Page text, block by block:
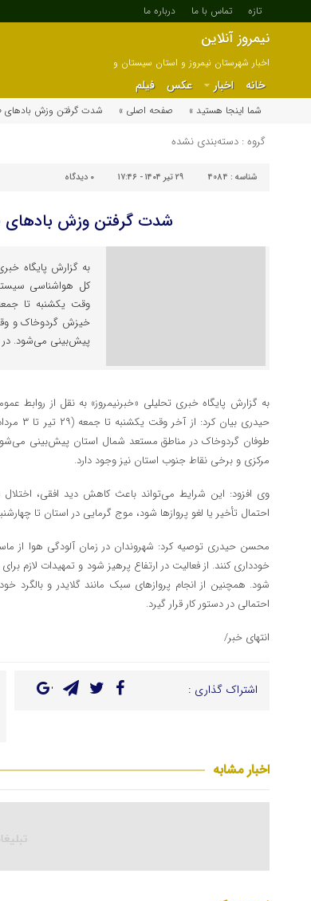
تازه تماس با ما درباره ما
نیمروز آنلاین
اخبار شهرستان نیمروز و استان سیستان و
بلوچستان
خانه اخبار عکس فیلم
شما اینجا هستید »
صفحه اصلی » شدت گرفتن وزش بادهای ۱۲۰ روزه در سیستان
گروه : دسته‌بندی نشده
شناسه : 4084 ۲۹ تیر ۱۴۰۴ - ۱۷:۴۶ ۰ دیدگاه
شدت گرفتن وزش بادهای ۱۲۰ روزه در سیستان
به گزارش پایگاه
کل هواشناسی
خیزش گردوخاک و
پیش‌بینی می‌شود. در
به گزارش پایگاه خبری تحلیلی «خبرنیمروز» به نقل از
حیدری
طوفان گردوخاک در مناطق مستعد شمال استان پیش‌بینی
مرکزی و برخی نقاط جنوب استان نیز وجود دارد.
وی افزود: این شرایط می‌تواند باعث کاهش دید افقی،
احتمال تأخیر یا لغو پروازها شود، موج گرمایی در استان تا
محسن حیدری توصیه کرد: شهروندان در زمان آلودگی هوا از
خودداری کنند. از فعالیت در ارتفاع پرهیز شود و تمهیدات لازم
شود. همچنین از انجام پروازهای سبک مانند گلایدر و بالگرد
احتمالی در دستور کار قرار گیرد.
انتهای خبر/
اشتراک گذاری :
اخبار مشابه